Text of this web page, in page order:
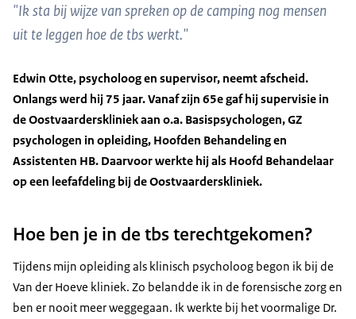
"Ik sta bij wijze van spreken op de camping nog mensen
uit te leggen hoe de tbs werkt."
Edwin Otte, psycholoog en supervisor, neemt afscheid.
Onlangs werd hij 75 jaar. Vanaf zijn 65e gaf hij supervisie in
de Oostvaarderskliniek aan o.a. Basispsychologen, GZ
psychologen in opleiding, Hoofden Behandeling en
Assistenten HB. Daarvoor werkte hij als Hoofd Behandelaar
op een leefafdeling bij de Oostvaarderskliniek.
Hoe ben je in de tbs terechtgekomen?
Tijdens mijn opleiding als klinisch psycholoog begon ik bij de
Van der Hoeve kliniek. Zo belandde ik in de forensische zorg en
ben er nooit meer weggegaan. Ik werkte bij het voormalige Dr.